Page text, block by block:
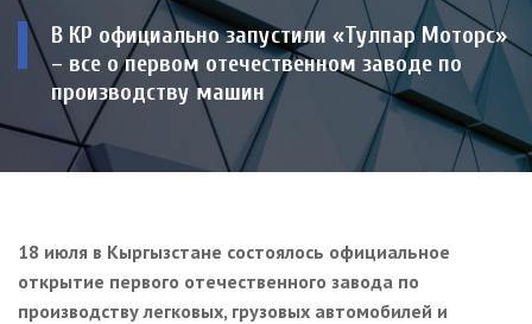
В КР официально запустили «Тулпар Моторс»
– все о первом отечественном заводе по
производству машин
18 июля в Кыргызстане состоялось официальное
открытие первого отечественного завода по
производству легковых, грузовых автомобилей и